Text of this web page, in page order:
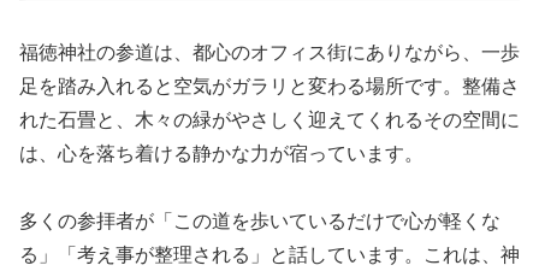
福徳神社の参道は、都心のオフィス街にありながら、一歩
足を踏み入れると空気がガラリと変わる場所です。整備さ
れた石畳と、木々の緑がやさしく迎えてくれるその空間に
は、心を落ち着ける静かな力が宿っています。
多くの参拝者が「この道を歩いているだけで心が軽くな
る」「考え事が整理される」と話しています。これは、神